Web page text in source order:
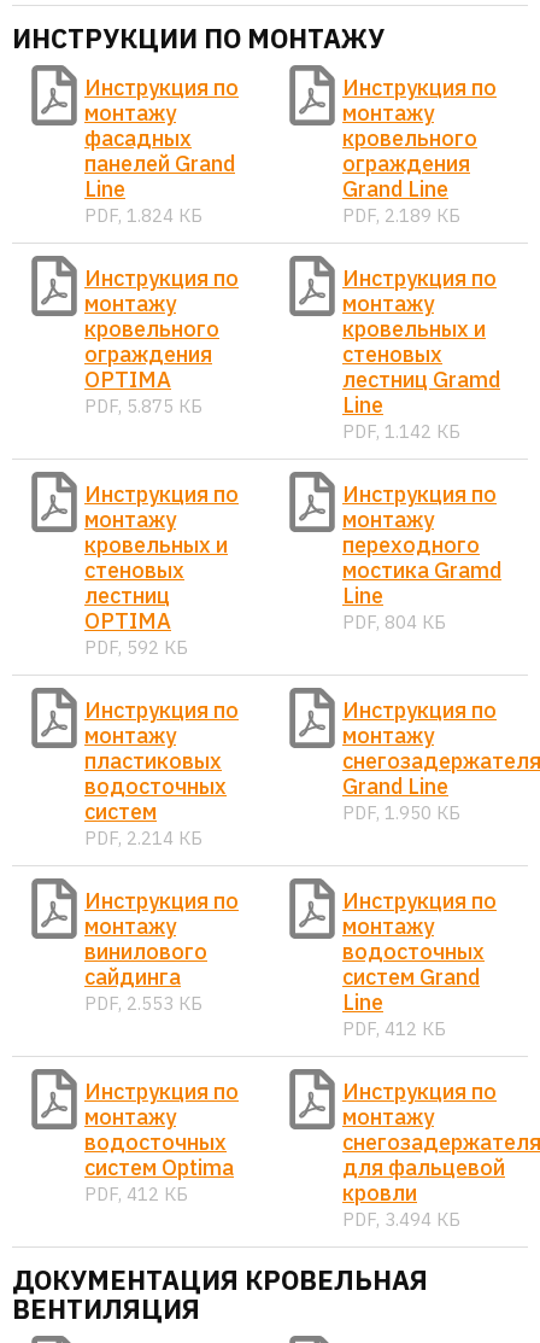
ИНСТРУКЦИИ ПО МОНТАЖУ
Инструкция по
монтажу
фасадных
панелей Grand
Line
PDF, 1.824 КБ
Инструкция по
монтажу
кровельного
ограждения
Grand Line
PDF, 2.189 КБ
Инструкция по
монтажу
кровельного
ограждения
OPTIMA
PDF, 5.875 КБ
Инструкция по
монтажу
кровельных и
стеновых
лестниц Gramd
Line
PDF, 1.142 КБ
Инструкция по
монтажу
кровельных и
стеновых
лестниц
OPTIMA
PDF, 592 КБ
Инструкция по
монтажу
переходного
мостика Gramd
Line
PDF, 804 КБ
Инструкция по
монтажу
пластиковых
водосточных
систем
PDF, 2.214 КБ
Инструкция по
монтажу
снегозадержателя
Grand Line
PDF, 1.950 КБ
Инструкция по
монтажу
винилового
сайдинга
PDF, 2.553 КБ
Инструкция по
монтажу
водосточных
систем Grand
Line
PDF, 412 КБ
Инструкция по
монтажу
водосточных
систем Optima
PDF, 412 КБ
Инструкция по
монтажу
снегозадержателя
для фальцевой
кровли
PDF, 3.494 КБ
ДОКУМЕНТАЦИЯ КРОВЕЛЬНАЯ
ВЕНТИЛЯЦИЯ